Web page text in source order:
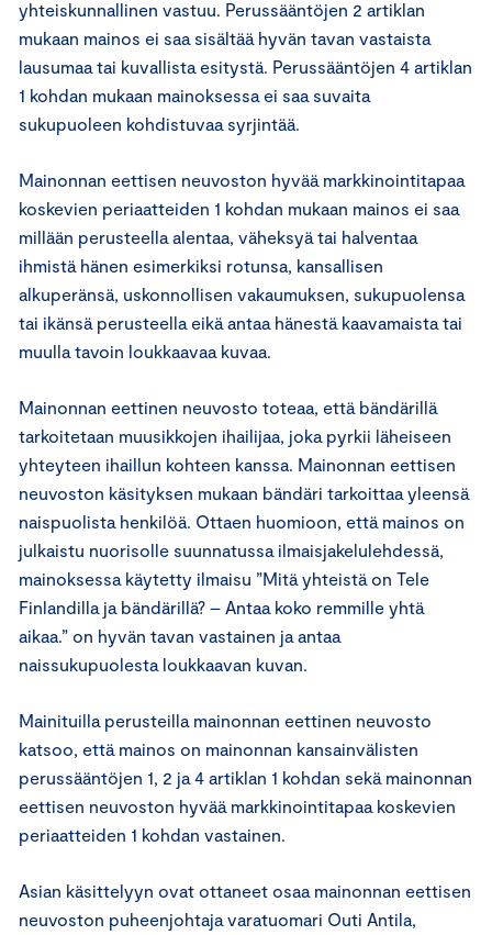
yhteiskunnallinen vastuu. Perussääntöjen 2 artiklan
mukaan mainos ei saa sisältää hyvän tavan vastaista
lausumaa tai kuvallista esitystä. Perussääntöjen 4 artiklan
1 kohdan mukaan mainoksessa ei saa suvaita
sukupuoleen kohdistuvaa syrjintää.
Mainonnan eettisen neuvoston hyvää markkinointitapaa
koskevien periaatteiden 1 kohdan mukaan mainos ei saa
millään perusteella alentaa, väheksyä tai halventaa
ihmistä hänen esimerkiksi rotunsa, kansallisen
alkuperänsä, uskonnollisen vakaumuksen, sukupuolensa
tai ikänsä perusteella eikä antaa hänestä kaavamaista tai
muulla tavoin loukkaavaa kuvaa.
Mainonnan eettinen neuvosto toteaa, että bändärillä
tarkoitetaan muusikkojen ihailijaa, joka pyrkii läheiseen
yhteyteen ihaillun kohteen kanssa. Mainonnan eettisen
neuvoston käsityksen mukaan bändäri tarkoittaa yleensä
naispuolista henkilöä. Ottaen huomioon, että mainos on
julkaistu nuorisolle suunnatussa ilmaisjakelulehdessä,
mainoksessa käytetty ilmaisu ”Mitä yhteistä on Tele
Finlandilla ja bändärillä? – Antaa koko remmille yhtä
aikaa.” on hyvän tavan vastainen ja antaa
naissukupuolesta loukkaavan kuvan.
Mainituilla perusteilla mainonnan eettinen neuvosto
katsoo, että mainos on mainonnan kansainvälisten
perussääntöjen 1, 2 ja 4 artiklan 1 kohdan sekä mainonnan
eettisen neuvoston hyvää markkinointitapaa koskevien
periaatteiden 1 kohdan vastainen.
Asian käsittelyyn ovat ottaneet osaa mainonnan eettisen
neuvoston puheenjohtaja varatuomari Outi Antila,